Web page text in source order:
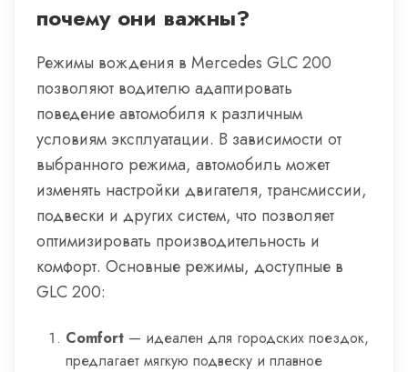
почему они важны?
Режимы вождения в Mercedes GLC 200
позволяют водителю адаптировать
поведение автомобиля к различным
условиям эксплуатации. В зависимости от
выбранного режима, автомобиль может
изменять настройки двигателя, трансмиссии,
подвески и других систем, что позволяет
оптимизировать производительность и
комфорт. Основные режимы, доступные в
GLC 200:
Comfort — идеален для городских поездок,
предлагает мягкую подвеску и плавное